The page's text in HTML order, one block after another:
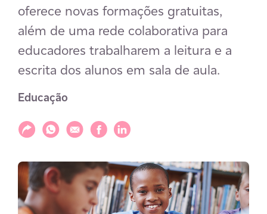
oferece novas formações gratuitas,
além de uma rede colaborativa para
educadores trabalharem a leitura e a
escrita dos alunos em sala de aula.
Educação
Compartilhar
Compartilhar via WhatsApp
Compartilhar via E-mail
Compartilhar via Facebook
Compartilhar via LinkedIn